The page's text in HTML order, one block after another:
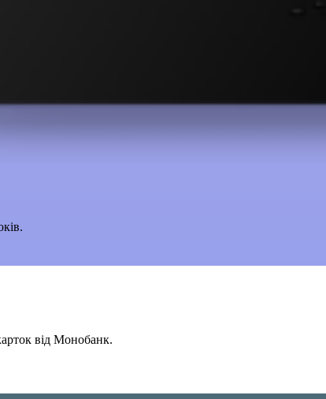
від Монобанк.